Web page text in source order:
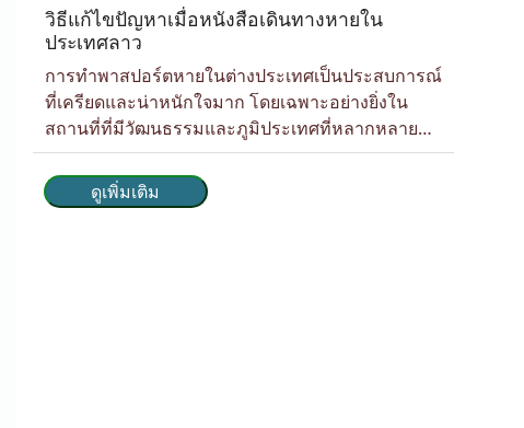
และความสงบสุข ตั้งแต่ป่าทึบสำหรับการเดินป่า การ
ล่องเรือไปตามแม่น้ำโขงอันยิ่งใหญ่ ไปจนถึงการดำ
ดิ่งสู่ประเพณีทางพุทธศาสนา ประเทศลาวมีทุกสิ่งให้
ประสบการณ์แก่นักเดินทางอิสระอย่างครบครัน วีซ่า
อิเล็กทรอนิกส์ลาวสำหรับนักท่องเที่ยวที...
วิธีแก้ไขปัญหาเมื่อหนังสือเดินทางหายใน
ประเทศลาว
การทำพาสปอร์ตหายในต่างประเทศเป็นประสบการณ์
ที่เครียดและน่าหนักใจมาก โดยเฉพาะอย่างยิ่งใน
สถานที่ที่มีวัฒนธรรมและภูมิประเทศที่หลากหลาย
และไม่คุ้นเคย พาสปอร์ตที่หายหรือถูกขโมยเป็น
เอกสารสำคัญในการระบุตัวตนและอนุญาตการเดิน
ทาง ซึ่งจะทำให้แผนการเดินทางของคุณต้องหยุด
ดูเพิ่มเติม